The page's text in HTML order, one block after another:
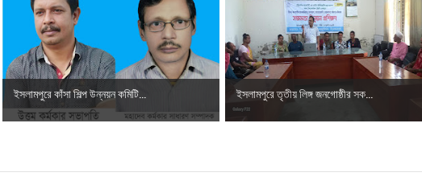
স্থায়ী কমিটির সদস্য হলেন এমপি সুলতান মাহমুদ বাবু
দিবস ২০২৬’ পালিত, শিক্ষা প্রতিষ্ঠানগুলোতে দিনব্যাপী নানা আয়োজন
ও শিশু কল্যাণ কেন্দ্রের শুভ উদ্বোধন
ইসলামপুরে কাঁসা শিল্প উন্নয়ন কমিটি... ইসলামপুরে তৃতীয় লিঙ্গ জনগোষ্ঠীর সক...